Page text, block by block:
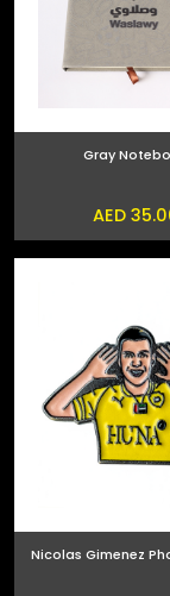
Gray
AED
Nicolas Gimenez